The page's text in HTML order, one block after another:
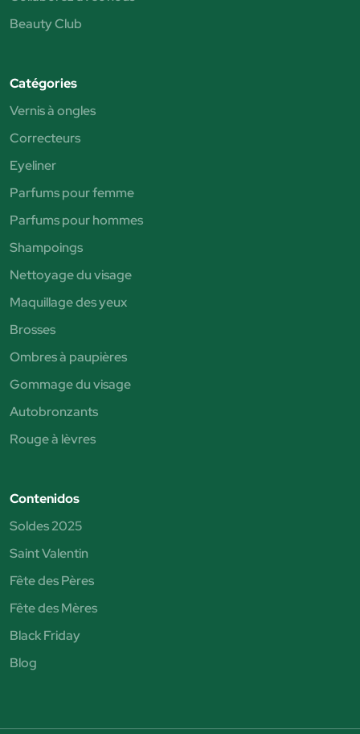
Beauty Club
Catégories
Vernis à ongles
Correcteurs
Eyeliner
Parfums pour femme
Parfums pour hommes
Shampoings
Nettoyage du visage
Maquillage des yeux
Brosses
Ombres à paupières
Gommage du visage
Autobronzants
Rouge à lèvres
Contenidos
Soldes 2025
Saint Valentin
Fête des Pères
Fête des Mères
Black Friday
Blog